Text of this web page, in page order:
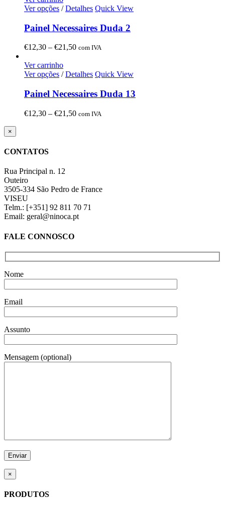
through
Ver opções / Detalhes Quick View
Painel Necessaires Duda 2
€12,30 – €21,50Price
through
com IVA
Ver carrinho
Ver opções / Detalhes Quick View
Painel Necessaires Duda 13
€12,30 – €21,50Price
com IVA
Close
product
view
×
CONTATOS
Rua Principal n. 12
Outeiro
3505-334 São Pedro de France
VISEU
Telm.: [+351] 92 811 70 71
Email: geral@ninoca.pt
FALE CONNOSCO
Nome
Email
Assunto
Mensagem (optional)
×
PRODUTOS